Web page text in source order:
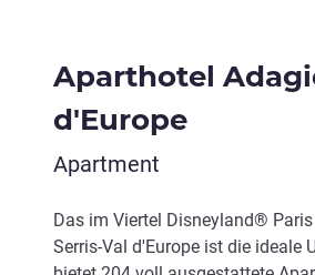
Aparthotel
d'Europe
Apartment
Das im Viertel Disneyland®
Serris-Val d'Europe ist die ideale